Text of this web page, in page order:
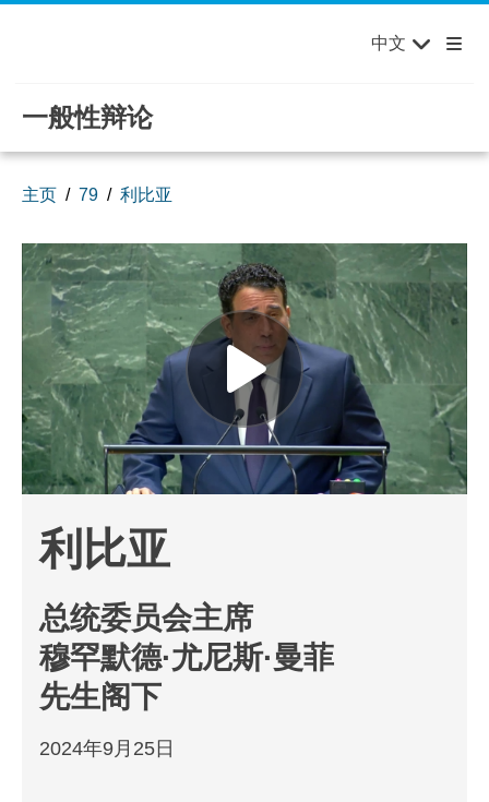
欢迎来到联合国，您的世界！ English Français
Español
中文
一般性辩论
主页 79 利比亚
利比亚
总统委员会主席
穆罕默德·尤尼斯·曼菲
先生阁下
2024年9月25日